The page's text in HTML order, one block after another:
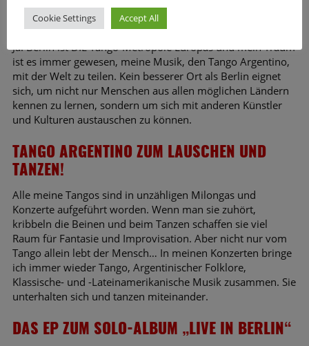
Ja! Berlin ist DIE Tango-Metropole Europas und mein Traum
ist es immer gewesen, meine Musik, den Tango Argentino,
mit der Welt zu teilen. Kein besserer Ort als Berlin eignet
sich, um nicht nur Menschen aus allen möglichen Ländern
kennen zu lernen, sondern um sich mit anderen Künstler
und Kulturen austauschen zu können.
TANGO ARGENTINO ZUM LAUSCHEN UND
TANZEN!
Alle meine Tangos sind in unzähligen Milongas und
Konzerte aufgeführt worden. Wenn man sie zuhört,
kribbeln die Beinen und beim Tanzen schaffen sie viel
Raum für Fantasie und Improvisation. Aber nicht nur vom
Tango allein lebt der Mensch… In meinen Konzerten bringe
ich immer wieder Tango, Argentinischer Folklore,
Klassische- und -Lateinamerikanische Musik zusammen. Sie
unterhalten sich und tanzen miteinander.
DAS EP ZUM SOLO-ALBUM „LIVE IN BERLIN“
Cookie Settings Accept All